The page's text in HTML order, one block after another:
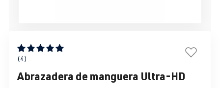
Calificación promedio de 5 de 5 estrellas
(4)
Abrazadera de manguera Ultra-HD